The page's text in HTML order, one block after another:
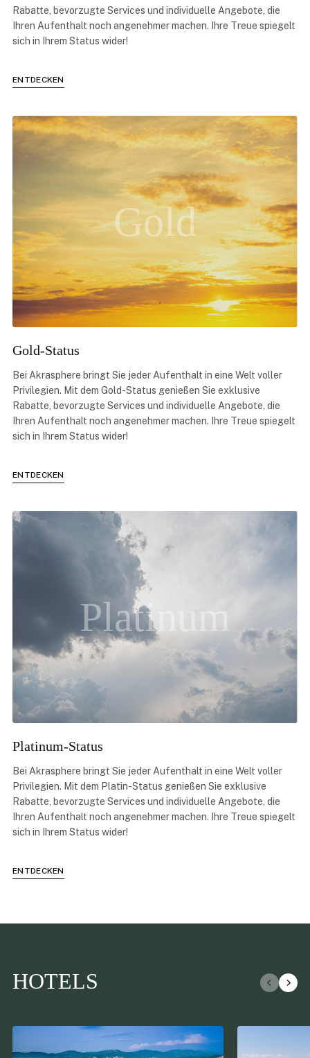
Rabatte, bevorzugte Services und individuelle Angebote, die
Ihren Aufenthalt noch angenehmer machen. Ihre Treue spiegelt
sich in Ihrem Status wider!
ENTDECKEN
Gold
Gold-Status
Bei Akrasphere bringt Sie jeder Aufenthalt in eine Welt voller
Privilegien. Mit dem Gold-Status genießen Sie exklusive
Rabatte, bevorzugte Services und individuelle Angebote, die
Ihren Aufenthalt noch angenehmer machen. Ihre Treue spiegelt
sich in Ihrem Status wider!
ENTDECKEN
Platinum
Platinum-Status
Bei Akrasphere bringt Sie jeder Aufenthalt in eine Welt voller
Privilegien. Mit dem Platin-Status genießen Sie exklusive
Rabatte, bevorzugte Services und individuelle Angebote, die
Ihren Aufenthalt noch angenehmer machen. Ihre Treue spiegelt
sich in Ihrem Status wider!
ENTDECKEN
HOTELS